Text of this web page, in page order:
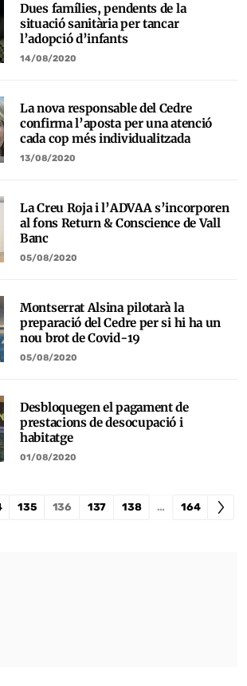
Dues famílies, pendents de la
situació sanitària per tancar
l’adopció d’infants
14/08/2020
La nova responsable del Cedre
confirma l’aposta per una atenció
cada cop més individualitzada
13/08/2020
La Creu Roja i l’ADVAA s’incorporen
al fons Return & Conscience de Vall
Banc
05/08/2020
Montserrat Alsina pilotarà la
preparació del Cedre per si hi ha un
nou brot de Covid-19
05/08/2020
Desbloquegen el pagament de
prestacions de desocupació i
habitatge
01/08/2020
135 136 137 138 … 164